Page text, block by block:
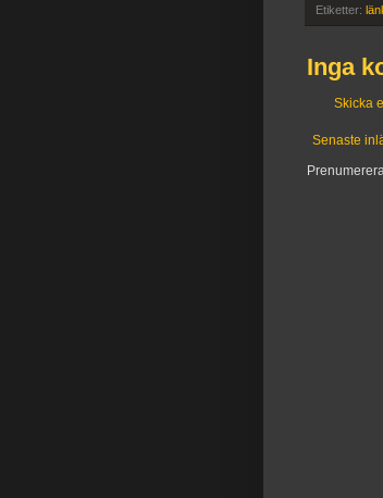
Etiketter:
Inga
Skicka
Senaste